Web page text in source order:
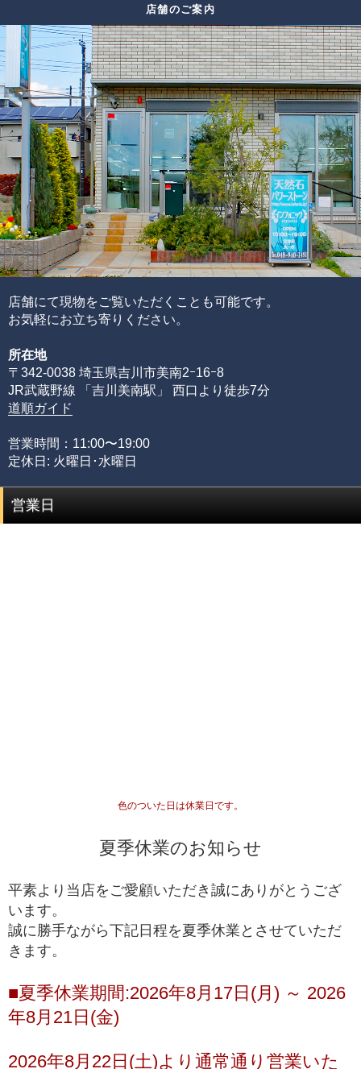
スも限られてしまうため、替えのビーズをご用意できない
場合がございます。
その場合は、ありのままの美しさをご紹介しております。
ルチル
色味
太さ
輝き方
入り方
水晶
色味
透明度
この他にも細かい評価ポイントはございますが、大きく分
けて6つの評価ポイントを基に、各要素の水準が決まり、そ
れらを合算することで品質を見極めています。
ブレスレットの品質階級は、ブレスレットを構成している
各ビーズの品質水準の高さと品質水準のムラで決まりま
す。
通常、半貴石には上記のような基準を基にした品質管理を
することが出来ません。
めには、それぞれの石の一番下から一番上までの全ての品
質を網羅する必要があるからです。
限られた品質の知識のみでは、正確な品質評価をすること
が出来ません。
専門店としてルチルクォーツに情熱を注ぎ、ありとあらゆ
る加工工場に足を運び、積み重ねてきた品質知識があるか
す。
国内でトップクオリティ *1として販売されているライ
きるブレスレット
入門モデル
ルチルクォーツが初めての方や、低価格でも品質の
※上記の階級は、主に産出量の最も多いゴールドルチルクォーツを対象に適
用している基準となります。ビーズへの加工が少ない希少な色味の種類にお
チルクォーツと同じ基準値で品質を測ることが難しく、高品質以上の品質階
級を基本的に定めておりません。
店舗のご案内
店舗にて現物をご覧いただくことも可能です。
お気軽にお立ち寄りください。
所在地
〒342-0038 埼玉県吉川市美南2ｰ16ｰ8
JR武蔵野線 「吉川美南駅」 西口より徒歩7分
道順ガイド
営業時間：11:00〜19:00
定休日: 火曜日･水曜日
営業日
色のついた日は休業日です。
夏季休業のお知らせ
平素より当店をご愛顧いただき誠にありがとうござ
います。
誠に勝手ながら下記日程を夏季休業とさせていただ
きます。
■夏季休業期間:2026年8月17日(月) ～ 2026
年8月21日(金)
2026年8月22日(土)より通常通り営業いた